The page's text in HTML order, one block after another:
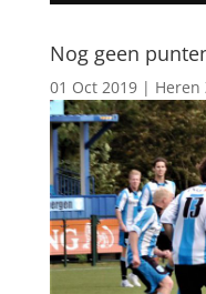
Nog geen
01 Oct 2019| Heren